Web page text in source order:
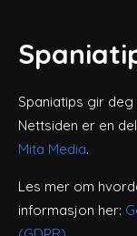
Spaniatips gir
Nettsiden er en
Mita Media.
Les mer om
informasjon her: